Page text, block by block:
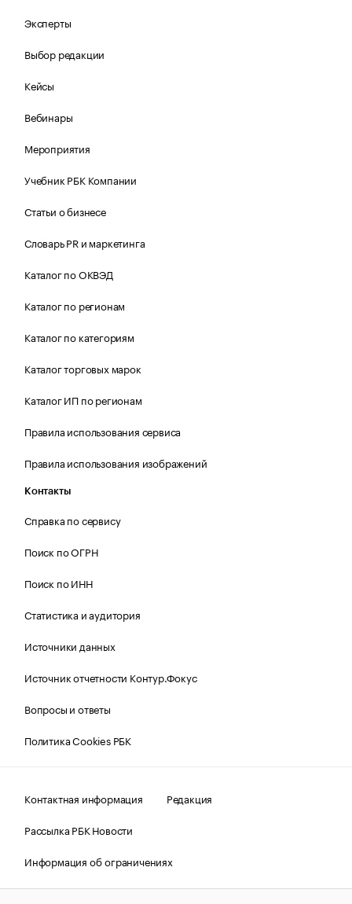
Эксперты
Выбор редакции
Кейсы
Вебинары
Мероприятия
Учебник РБК Компании
Статьи о бизнесе
Словарь PR и маркетинга
Каталог по ОКВЭД
Каталог по регионам
Каталог по категориям
Каталог торговых марок
Каталог ИП по регионам
Правила использования сервиса
Правила использования изображений
Контакты
Справка по сервису
Поиск по ОГРН
Поиск по ИНН
Статистика и аудитория
Источники данных
Источник отчетности Контур.Фокус
Вопросы и ответы
Политика Cookies РБК
Контактная информация
Редакция
Рассылка РБК Новости
Информация об ограничениях
Правовая информация
О соблюдении авторских прав